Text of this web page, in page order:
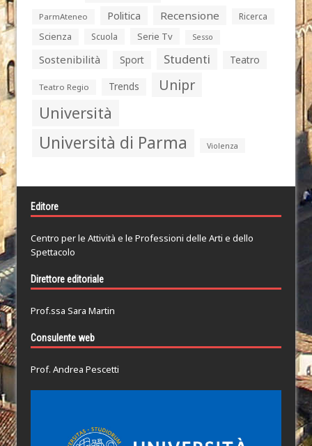
ParmAteneo Politica Recensione
Ricerca
Scienza
Scuola Serie Tv Sesso
Sostenibilità Sport Studenti Teatro
Teatro Regio Trends Unipr
Università
Università di Parma Violenza
Editore
Centro per le Attività e le Professioni delle Arti e dello
Spettacolo
Direttore editoriale
Prof.ssa Sara Martin
Consulente web
Prof. Andrea Pescetti